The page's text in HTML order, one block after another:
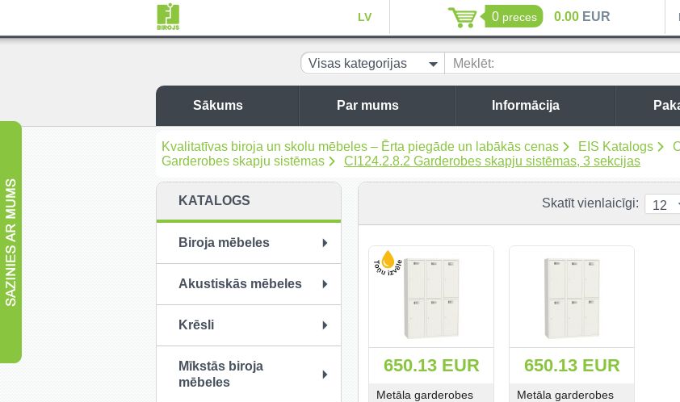
LV 0 preces 0.00 EUR
Visas kategorijas Meklēt:
Sākums Par mums Informācija
Kvalitatīvas biroja un skolu mēbeles – Ērta piegāde un labākās cenas EIS Katalogs
Garderobes skapju sistēmas
CI124.2.8.2 Garderobes skapju sistēmas, 3 sekcijas
KATALOGS
Biroja mēbeles
Akustiskās mēbeles
Krēsli
Mīkstās biroja
mēbeles
Skatīt vienlaicīgi: 12
650.13 EUR
Metāla garderobes
650.13 EUR
Metāla garderobes